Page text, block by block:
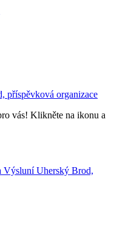
příspěvková organizace
vás! Klikněte na ikonu a
VýsluníUherský Brod,